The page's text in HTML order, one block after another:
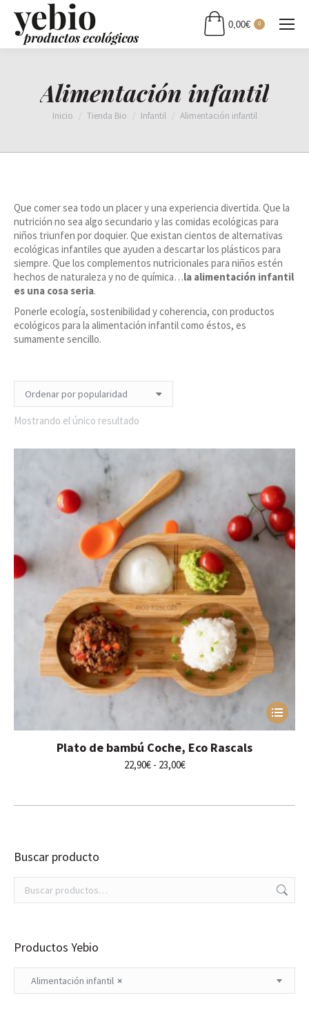
0,00€ 0
Alimentación infantil
Estás aquí:
Inicio Tienda Bio Infantil Alimentación infantil
Que comer sea todo un placer y una experiencia divertida. Que la
nutrición no sea algo secundario y las comidas ecológicas para
niños triunfen por doquier. Que existan cientos de alternativas
ecológicas infantiles que ayuden a descartar los plásticos para
siempre. Que los complementos nutricionales para niños estén
hechos de naturaleza y no de química…la alimentación infantil
es una cosa seria.
Ponerle ecología, sostenibilidad y coherencia, con productos
ecológicos para la alimentación infantil como éstos, es
sumamente sencillo.
Mostrando el único resultado
Este
producto
tiene
se
producto
Plato de bambú Coche, Eco Rascals
22,90€ - 23,00€Rango
desde
Buscar producto
Productos Yebio
×
Alimentación infantil